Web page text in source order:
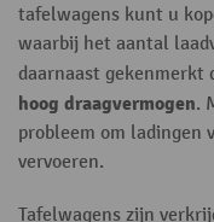
tafelwagens kunt u
waarbij het aantal
daarnaast gekenmerkt
hoog draagvermogen.
probleem om ladingen
vervoeren.
Tafelwagens zijn